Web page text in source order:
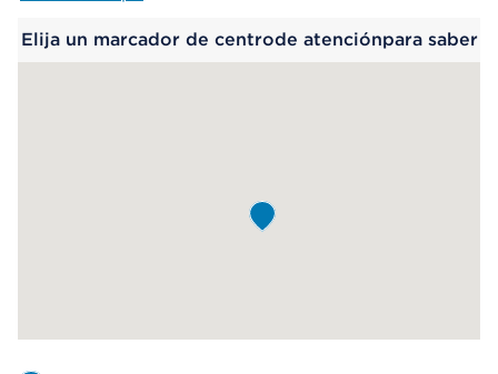
Elija un marcador de centrode atenciónpara saber